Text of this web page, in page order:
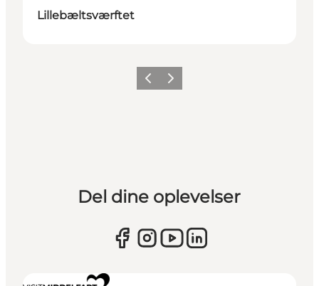
Lillebæltsværftet
ForrigeNæste
Del dine oplevelser